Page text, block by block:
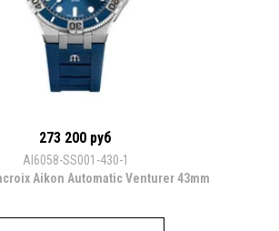
273 200 руб
AI6058-SS001-430-1
Aikon Automatic Venturer 43mm